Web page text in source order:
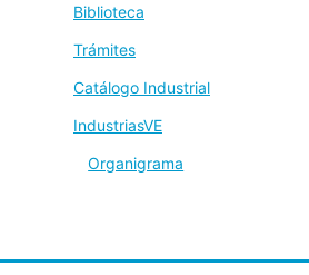
Biblioteca
Trámites
Catálogo Industrial
IndustriasVE
Organigrama